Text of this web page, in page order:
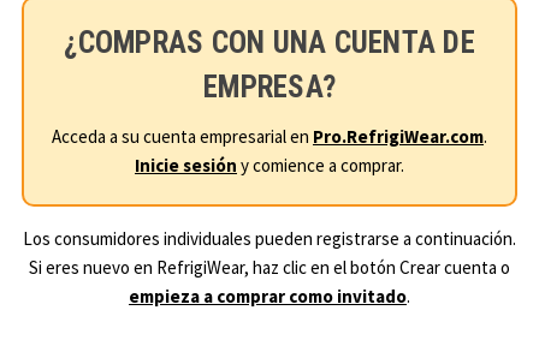
¿COMPRAS CON UNA CUENTA DE
EMPRESA?
Acceda a su cuenta empresarial en Pro.RefrigiWear.com.
Inicie sesión y comience a comprar.
Los consumidores individuales pueden registrarse a continuación.
Si eres nuevo en RefrigiWear, haz clic en el botón Crear cuenta o
empieza a comprar como invitado.